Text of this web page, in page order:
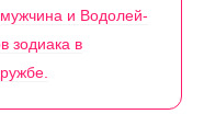
и Водолей-
зодиака в